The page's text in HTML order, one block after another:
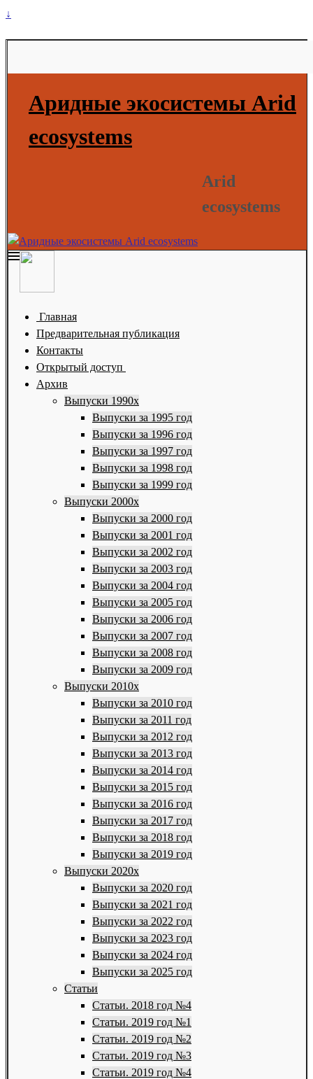
↓
Аридные экосистемы Arid
ecosystems
Arid
ecosystems
Главная
Предварительная публикация
Контакты
Открытый доступ
Архив
Выпуски 1990х
Выпуски за 1995 год
Выпуски за 1996 год
Выпуски за 1997 год
Выпуски за 1998 год
Выпуски за 1999 год
Выпуски 2000х
Выпуски за 2000 год
Выпуски за 2001 год
Выпуски за 2002 год
Выпуски за 2003 год
Выпуски за 2004 год
Выпуски за 2005 год
Выпуски за 2006 год
Выпуски за 2007 год
Выпуски за 2008 год
Выпуски за 2009 год
Выпуски 2010х
Выпуски за 2010 год
Выпуски за 2011 год
Выпуски за 2012 год
Выпуски за 2013 год
Выпуски за 2014 год
Выпуски за 2015 год
Выпуски за 2016 год
Выпуски за 2017 год
Выпуски за 2018 год
Выпуски за 2019 год
Выпуски 2020х
Выпуски за 2020 год
Выпуски за 2021 год
Выпуски за 2022 год
Выпуски за 2023 год
Выпуски за 2024 год
Выпуски за 2025 год
Статьи
Статьи. 2018 год №4
Статьи. 2019 год №1
Статьи. 2019 год №2
Статьи. 2019 год №3
Статьи. 2019 год №4